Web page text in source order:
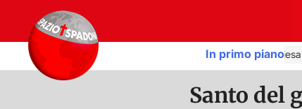
Vai al contenuto
In primo piano
Spazio Missionario La Chiesa
Santo del